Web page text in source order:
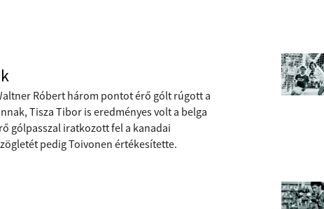
Róbert három pontot érő gólt rúgott a
Tisza Tibor is eredményes volt a belga
gólpasszal iratkozott fel a kanadai
pedig Toivonen értékesítette.